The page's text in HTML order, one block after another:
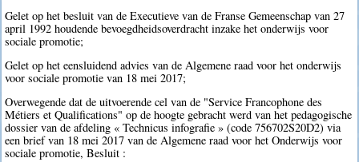
Gelet op het besluit van de Executieve van de Franse Gemeenschap van 27
april 1992 houdende bevoegdheidsoverdracht inzake het onderwijs voor
sociale promotie;
Gelet op het eensluidend advies van de Algemene raad voor het onderwijs
voor sociale promotie van 18 mei 2017;
Overwegende dat de uitvoerende cel van de "Service Francophone des
Métiers et Qualifications" op de hoogte gebracht werd van het pedagogische
dossier van de afdeling « Technicus infografie » (code 756702S20D2) via
een brief van 18 mei 2017 van de Algemene raad voor het Onderwijs voor
sociale promotie, Besluit :